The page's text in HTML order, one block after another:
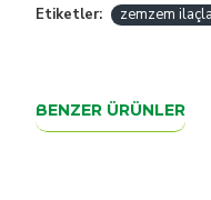
2 adet farklı pul
1.2, 1.5 , 2.0 mm
Etiketler: zemzem
BENZER ÜRÜNLER